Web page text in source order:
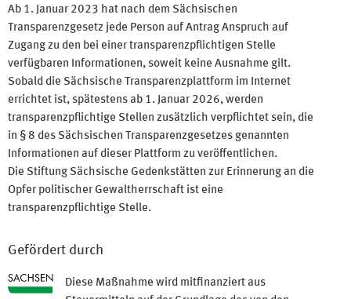
Ab 1. Januar 2023 hat nach dem Sächsischen
Transparenzgesetz jede Person auf Antrag Anspruch auf
Zugang zu den bei einer transparenzpflichtigen Stelle
verfügbaren Informationen, soweit keine Ausnahme gilt.
Sobald die Sächsische Transparenzplattform im Internet
errichtet ist, spätestens ab 1. Januar 2026, werden
transparenzpflichtige Stellen zusätzlich verpflichtet sein, die
in § 8 des Sächsischen Transparenzgesetzes genannten
Informationen auf dieser Plattform zu veröffentlichen.
Die Stiftung Sächsische Gedenkstätten zur Erinnerung an die
Opfer politischer Gewaltherrschaft ist eine
transparenzpflichtige Stelle.
Gefördert durch
Diese Maßnahme wird mitfinanziert aus